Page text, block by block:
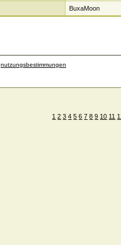
BuxaMoon
nutzungsbestimmungen
1 2 3 4 5 6 7 8 9 10 11